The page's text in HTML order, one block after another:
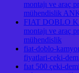
montajı ve araç
mühendislik
FIAT DOBLO
montajı ve araç
mühendislik
fiat-doblo-
fiyatlari-ceki-
fıat 500 çeki-